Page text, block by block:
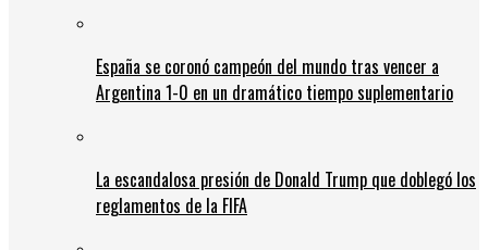
España se coronó campeón del mundo tras vencer a
Argentina 1-0 en un dramático tiempo suplementario
La escandalosa presión de Donald Trump que doblegó los
reglamentos de la FIFA